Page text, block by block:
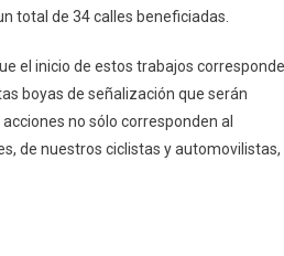
total de 34 calles beneficiadas.
el inicio de estos trabajos corresponde
boyas de señalización que serán
no sólo corresponden al
de nuestros ciclistas y automovilistas,